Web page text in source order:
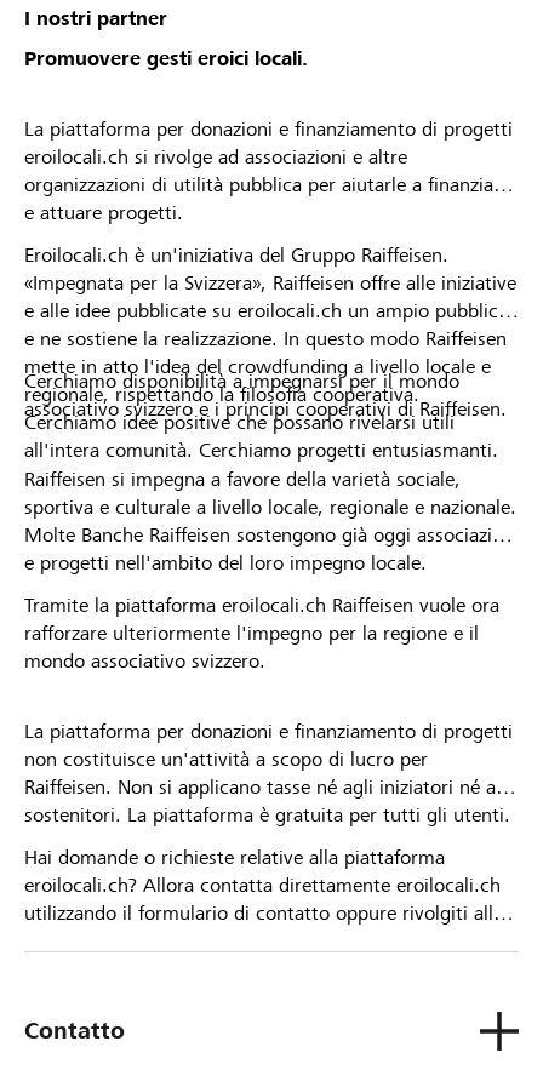
I nostri partner
Promuovere gesti eroici locali.
La piattaforma per donazioni e finanziamento di progetti
eroilocali.ch si rivolge ad associazioni e altre
organizzazioni di utilità pubblica per aiutarle a finanziare
e attuare progetti.
Eroilocali.ch è un'iniziativa del Gruppo Raiffeisen.
«Impegnata per la Svizzera», Raiffeisen offre alle iniziative
e alle idee pubblicate su eroilocali.ch un ampio pubblico
e ne sostiene la realizzazione. In questo modo Raiffeisen
mette in atto l'idea del crowdfunding a livello locale e
regionale, rispettando la filosofia cooperativa.
Cerchiamo idee positive che possano rivelarsi utili
all'intera comunità. Cerchiamo progetti entusiasmanti.
Cerchiamo disponibilità a impegnarsi per il mondo
associativo svizzero e i principi cooperativi di Raiffeisen.
Raiffeisen si impegna a favore della varietà sociale,
sportiva e culturale a livello locale, regionale e nazionale.
Molte Banche Raiffeisen sostengono già oggi associazioni
e progetti nell'ambito del loro impegno locale.
Tramite la piattaforma eroilocali.ch Raiffeisen vuole ora
rafforzare ulteriormente l'impegno per la regione e il
mondo associativo svizzero.
La piattaforma per donazioni e finanziamento di progetti
non costituisce un'attività a scopo di lucro per
Raiffeisen. Non si applicano tasse né agli iniziatori né ai
sostenitori. La piattaforma è gratuita per tutti gli utenti.
Hai domande o richieste relative alla piattaforma
eroilocali.ch? Allora contatta direttamente eroilocali.ch
utilizzando il formulario di contatto oppure rivolgiti alla
Contatto